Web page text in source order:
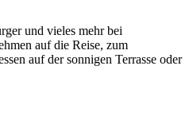
und vieles mehr bei
auf die Reise, zum
auf der sonnigen Terrasse oder